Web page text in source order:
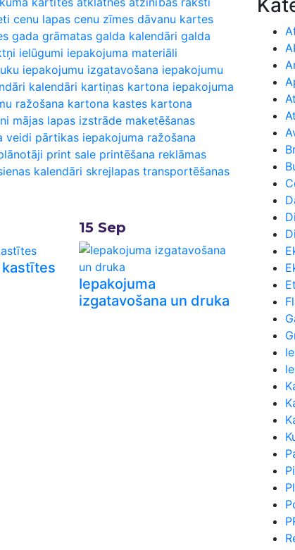
cenu lapas cenu zīmes dāvanu kartes
gada grāmatas galda kalendāri galda
ielūgumi iepakojuma materiāli
iepakojumu izgatavošana iepakojumu
kalendāri kartiņas kartona iepakojuma
ražošana kartona kastes kartona
mājas lapas izstrāde maketēšanas
veidi pārtikas iepakojuma ražošana
print sale printēšana reklāmas
kalendāri skrejlapas transportēšanas
15 Sep
Iepakojuma
izgatavošana un druka